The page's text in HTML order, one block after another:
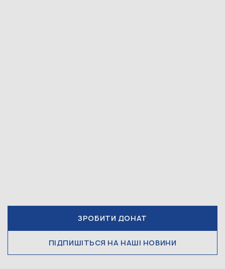
ЗРОБИТИ ДОНАТ
ПІДПИШІТЬСЯ НА НАШІ НОВИНИ